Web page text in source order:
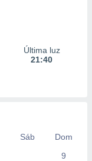
Última luz
21:40
Sáb
Dom
9